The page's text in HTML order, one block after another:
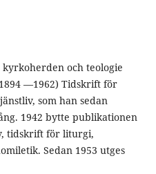
och teologie
—1962) Tidskrift för
som han sedan
1942 bytte publikationen
tidskrift för liturgi,
Sedan 1953 utges